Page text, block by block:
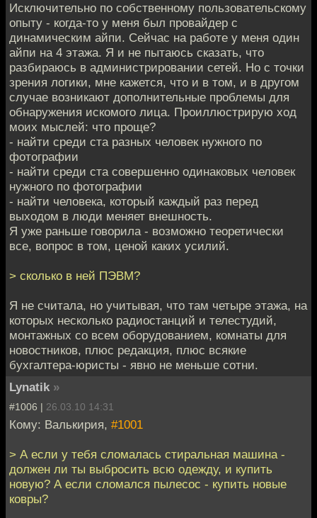
Исключительно по собственному пользовательскому
опыту - когда-то у меня был провайдер с
динамическим айпи. Сейчас на работе у меня один
айпи на 4 этажа. Я и не пытаюсь сказать, что
разбираюсь в администрировании сетей. Но с точки
зрения логики, мне кажется, что и в том, и в другом
случае возникают дополнительные проблемы для
обнаружения искомого лица. Проиллюстрирую ход
моих мыслей: что проще?
- найти среди ста разных человек нужного по
фотографии
- найти среди ста совершенно одинаковых человек
нужного по фотографии
- найти человека, который каждый раз перед
выходом в люди меняет внешность.
Я уже раньше говорила - возможно теоретически
все, вопрос в том, ценой каких усилий.
> сколько в ней ПЭВМ?
Я не считала, но учитывая, что там четыре этажа, на
которых несколько радиостанций и телестудий,
монтажных со всем оборудованием, комнаты для
новостников, плюс редакция, плюс всякие
бухгалтера-юристы - явно не меньше сотни.
Lynatik »
#1006 | 26.03.10 14:31
Кому: Валькирия, #1001
> А если у тебя сломалась стиральная машина -
должен ли ты выбросить всю одежду, и купить
новую? А если сломался пылесос - купить новые
ковры?